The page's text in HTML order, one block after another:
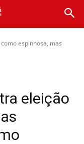
espinhosa, mas
eleição